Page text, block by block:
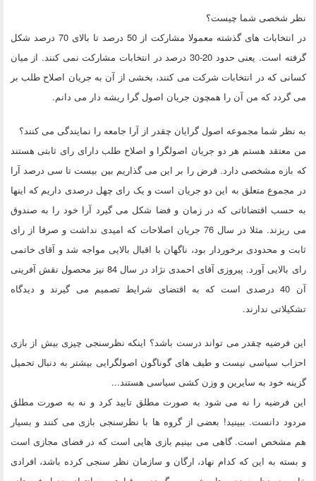
نظر شخصی شما چیست؟
در انتخابات های گذشته معمولا مشارکت از 50 درصد تا بالای 70 درصد شکل
گرفته است. یعنی حدود 20-30 درصد در انتخابات مشارکت نمی کنند. از میان
کسانی که در انتخابات شرکت می کنند، بخشی از آن به جریان اصلاح طلب بر
می گردد که من آن را همچون جریان اصول گرا ریشه دار می دانم.
به نظر شما مجموعه اصول گرایان چقدر از آرا جامعه را نمایندگی می کنند؟
من معتقد هستم هر دو جریان اصولگرا و اصلاح طلب دارای رای ثابتی هستند
که بازه مشخصی دارد. فرض را بر این می گذاریم بین بیست تا سی درصد آرا
در مجموع متعلق به این دو جریان است و یک رای چهل درصدی داریم که اینها
به حسب اقتضائاتی که در زمان و فضا شکل می گیرد آرا خود را به صندوق
می ریزند. مثلا در سال 76 جریان اصلاحات که امیدی نداشت و صرفا از رای
ثابت و محدودی برخوردار بود، ناگهان با اقبال بالایی مواجه شد و آقای خاتمی
رای بالایی آورد. پیروزی آقای احمدی نژاد در سال 84 نیز محصول نقش آفرینی
آن 40 درصدی است که به اقتضای شرایط تصمیم می گیرند و دیدگاه
تشکیلاتی ندارند.
این فرضیه چقدر می تواند درست باشد؟ اینکه نظرسنجی چیزی بیش از بازی
احزاب سیاسی نیست و طیف های گوناگون اصولگرایی بیشتر به دنبال تحمیل
گزینه خود به سایرین و وزن کشی سیاسی هستند...
این فرضیه را نه می شود به صورت مطلق تایید کرد و نه به صورت مطلق
مردود دانست. ببینید! بعضی از گروه ها با نظرسنجی بازی می کنند و بسیار
هم مشخص است. گاهی می بینیم بازی هایی است که در فضای مجازی است
و بسته به این که کدام نهاد، ارگان و سازمان نظر سنجی کرده باشد، افرادی